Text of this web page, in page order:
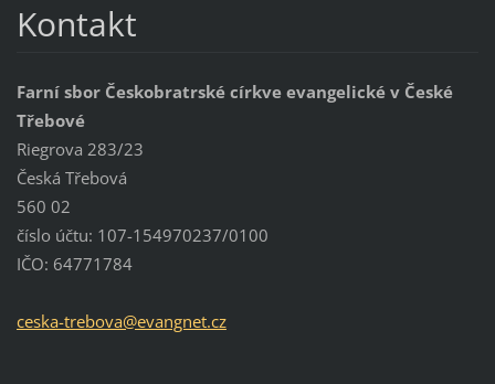
Kontakt
Farní sbor Českobratrské církve evangelické v České
Třebové
Riegrova 283/23
Česká Třebová
560 02
číslo účtu: 107-154970237/0100
IČO: 64771784
ceska-trebova@evangnet.cz